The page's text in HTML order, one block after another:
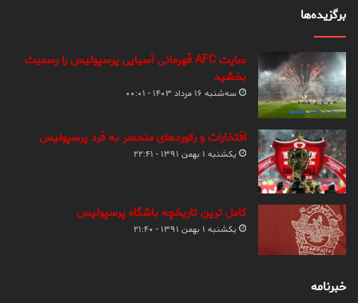
برگزیده‌ها
سایت AFC قهرمانی آسیایی پرسپولیس را رسمیت
بخشید
سه‌شنبه ۱۶ مرداد ۱۴۰۳ - ۰۰:۰۱
افتخارات و رکوردهای منحصر به فرد پرسپولیس
یکشنبه ۱ بهمن ۱۳۹۱ - ۲۲:۴۱
کامل ترین تاریخچه باشگاه پرسپولیس
یکشنبه ۱ بهمن ۱۳۹۱ - ۲۱:۴۰
خبرنامه